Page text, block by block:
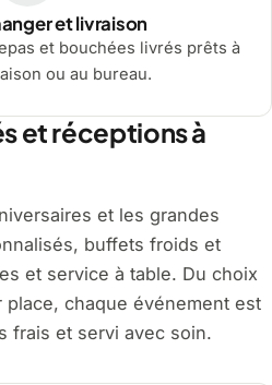
et livraison
et bouchées livrés prêts à
ou au bureau.
et réceptions à
et les grandes
buffets froids et
et service à table. Du choix
chaque événement est
frais et servi avec soin.